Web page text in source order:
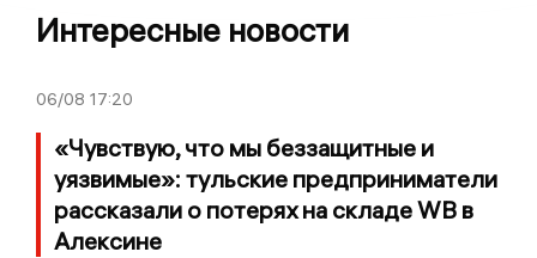
Интересные новости
06/08 17:20
«Чувствую, что мы беззащитные и
уязвимые»: тульские предприниматели
рассказали о потерях на складе WB в
Алексине